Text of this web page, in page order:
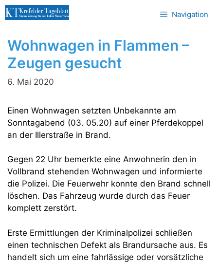
Zum
Inhalt
Navigation
Wohnwagen in Flammen –
Zeugen gesucht
6. Mai 2020
Einen Wohnwagen setzten Unbekannte am
Sonntagabend (03. 05.20) auf einer Pferdekoppel
an der Illerstraße in Brand.
Gegen 22 Uhr bemerkte eine Anwohnerin den in
Vollbrand stehenden Wohnwagen und informierte
die Polizei. Die Feuerwehr konnte den Brand schnell
löschen. Das Fahrzeug wurde durch das Feuer
komplett zerstört.
Erste Ermittlungen der Kriminalpolizei schließen
einen technischen Defekt als Brandursache aus. Es
handelt sich um eine fahrlässige oder vorsätzliche